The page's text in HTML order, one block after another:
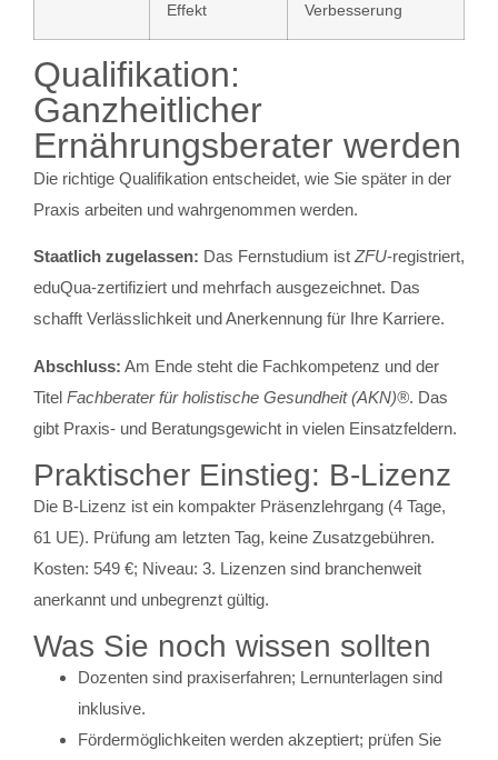
Effekt
Verbesserung
Qualifikation:
Ganzheitlicher
Ernährungsberater werden
Die richtige Qualifikation entscheidet, wie Sie später in der
Praxis arbeiten und wahrgenommen werden.
Staatlich zugelassen: Das Fernstudium ist ZFU-registriert,
eduQua-zertifiziert und mehrfach ausgezeichnet. Das
schafft Verlässlichkeit und Anerkennung für Ihre Karriere.
Abschluss: Am Ende steht die Fachkompetenz und der
Titel Fachberater für holistische Gesundheit (AKN)®. Das
gibt Praxis- und Beratungsgewicht in vielen Einsatzfeldern.
Praktischer Einstieg: B‑Lizenz
Die B-Lizenz ist ein kompakter Präsenzlehrgang (4 Tage,
61 UE). Prüfung am letzten Tag, keine Zusatzgebühren.
Kosten: 549 €; Niveau: 3. Lizenzen sind branchenweit
anerkannt und unbegrenzt gültig.
Was Sie noch wissen sollten
Dozenten sind praxiserfahren; Lernunterlagen sind
inklusive.
Fördermöglichkeiten werden akzeptiert; prüfen Sie